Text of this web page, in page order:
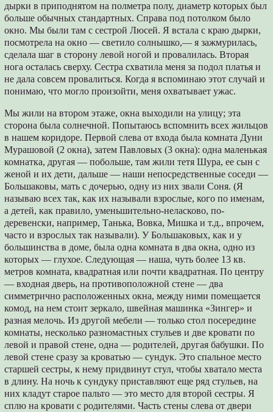
дырки в приподнятом на полметра полу, диаметр которых был
больше обычных стандартных. Справа под потолком было
окно. Мы были там с сестрой Люсей. Я встала с краю дырки,
посмотрела на окно ― светило солнышко,― я зажмурилась,
сделала шаг в сторону левой ногой и провалилась. Вторая
нога осталась сверху. Сестра схватила меня за подол платья и
не дала совсем провалиться. Когда я вспоминаю этот случай и
понимаю, что могло произойти, меня охватывает ужас.
Мы жили на втором этаже, окна выходили на улицу; эта
сторона была солнечной. Попытаюсь вспомнить всех жильцов
в нашем коридоре. Первой слева от входа была комната Дуни
Мурашовой (2 окна), затем Павловых (3 окна): одна маленькая
комнатка, другая ― побольше, там жили тетя Шура, ее сын с
женой и их дети, дальше ― наши непосредственные соседи ―
Большаковы, мать с дочерью, одну из них звали Соня. (Я
называю всех так, как их называли взрослые, кого по именам,
а детей, как правило, уменьшительно-неласково, по-
деревенски, например, Танька, Вовка, Мишка и т.д., впрочем,
часто и взрослых так называли). У Большаковых, как и у
большинства в доме, была одна комната в два окна, одно из
которых ― глухое. Следующая ― наша, чуть более 13 кв.
метров комната, квадратная или почти квадратная. По центру
― входная дверь, на противоположной стене ― два
симметрично расположенных окна, между ними помещается
комод, на нем стоит зеркало, швейная машинка «Зингер» и
разная мелочь. Из другой мебели ― только стол посередине
комнаты, несколько разномастных стульев и две кровати по
левой и правой стене, одна ― родителей, другая бабушки. По
левой стене сразу за кроватью ― сундук. Это спальное место
старшей сестры, к нему придвинут стул, чтобы хватало места
в длину. На ночь к сундуку приставляют еще ряд стульев, на
них кладут старое пальто ― это место для второй сестры. Я
сплю на кровати с родителями. Часть стены слева от двери